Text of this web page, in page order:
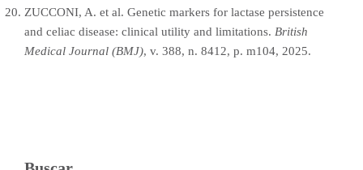
ZUCCONI, A. et al. Genetic markers for lactase persistence
and celiac disease: clinical utility and limitations. British
Medical Journal (BMJ), v. 388, n. 8412, p. m104, 2025.